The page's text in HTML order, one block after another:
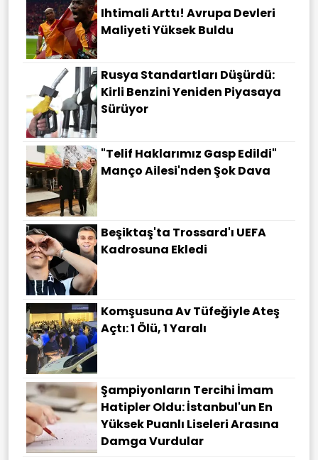
Ihtimali Arttı! Avrupa Devleri
Maliyeti Yüksek Buldu
Rusya Standartları Düşürdü:
Kirli Benzini Yeniden Piyasaya
Sürüyor
"Telif Haklarımız Gasp Edildi"
Manço Ailesi'nden Şok Dava
Beşiktaş'ta Trossard'ı UEFA
Kadrosuna Ekledi
Komşusuna Av Tüfeğiyle Ateş
Açtı: 1 Ölü, 1 Yaralı
Şampiyonların Tercihi İmam
Hatipler Oldu: İstanbul'un En
Yüksek Puanlı Liseleri Arasına
Damga Vurdular